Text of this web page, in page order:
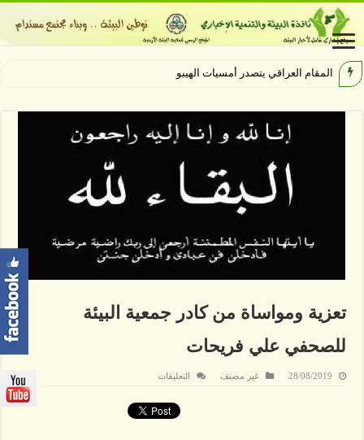
المقام العراقي يتصدر أمسيات الهيبودروم في
تعزية ومواساة من كادر جمعية البيئة
للصحفي علي فريحات
28/08/2019 غير مصنف التعليقات
من
كادر